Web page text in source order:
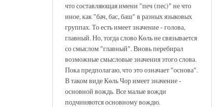
что составляющая имени "печ (пес)" не что
иное, как "бач, бас, баш" в разных языковых
группах. То есть имеет значение - голова,
главный. Но, тогда слово Көль не связывается
со смыслом "главный". Вновь перебирал
возможные смысловые значения этого слова.
Пока предполагаю, что это означает "основа".
В таком виде Көль Чор имеет значение -
основной вождь. Все малые вожди
подчиняются основному вождю.